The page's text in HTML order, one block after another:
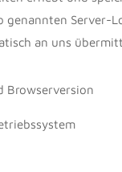
genannten Server-
an uns
Browserversion